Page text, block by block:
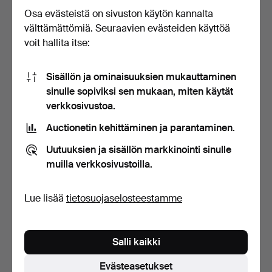
Tarjoushistoria
9
20 huhti, 14:00 1 960 USD
20 huhti, 13:57
Näytä kaikki 34 tarjousta
5-venttiili, sarjanumero 8869, lakattu, pituus n. 86 cm.
Osa evästeistä on sivuston käytön kannalta
välttämättömiä. Seuraavien evästeiden käyttöä
voit hallita itse:
Sisällön ja ominaisuuksien mukauttaminen
sinulle sopiviksi sen mukaan, miten käytät
verkkosivustoa.
Auctionetin kehittäminen ja parantaminen.
Uutuuksien ja sisällön markkinointi sinulle
muilla verkkosivustoilla.
Lue lisää tietosuojaselosteestamme
Evästeasetukset
Salli kaikki